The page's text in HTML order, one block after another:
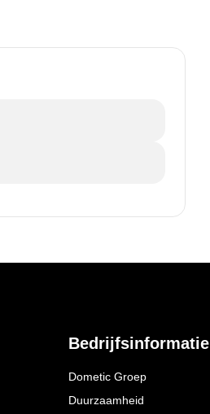
Bedrijfsinformatie
Dometic Groep
Duurzaamheid